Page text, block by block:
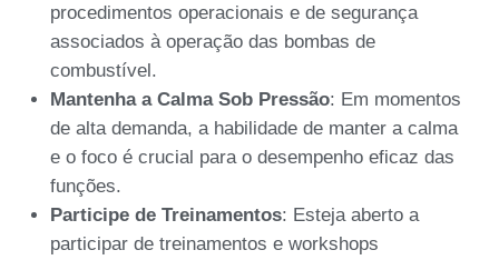
procedimentos operacionais e de segurança
associados à operação das bombas de
combustível.
Mantenha a Calma Sob Pressão: Em momentos
de alta demanda, a habilidade de manter a calma
e o foco é crucial para o desempenho eficaz das
funções.
Participe de Treinamentos: Esteja aberto a
participar de treinamentos e workshops